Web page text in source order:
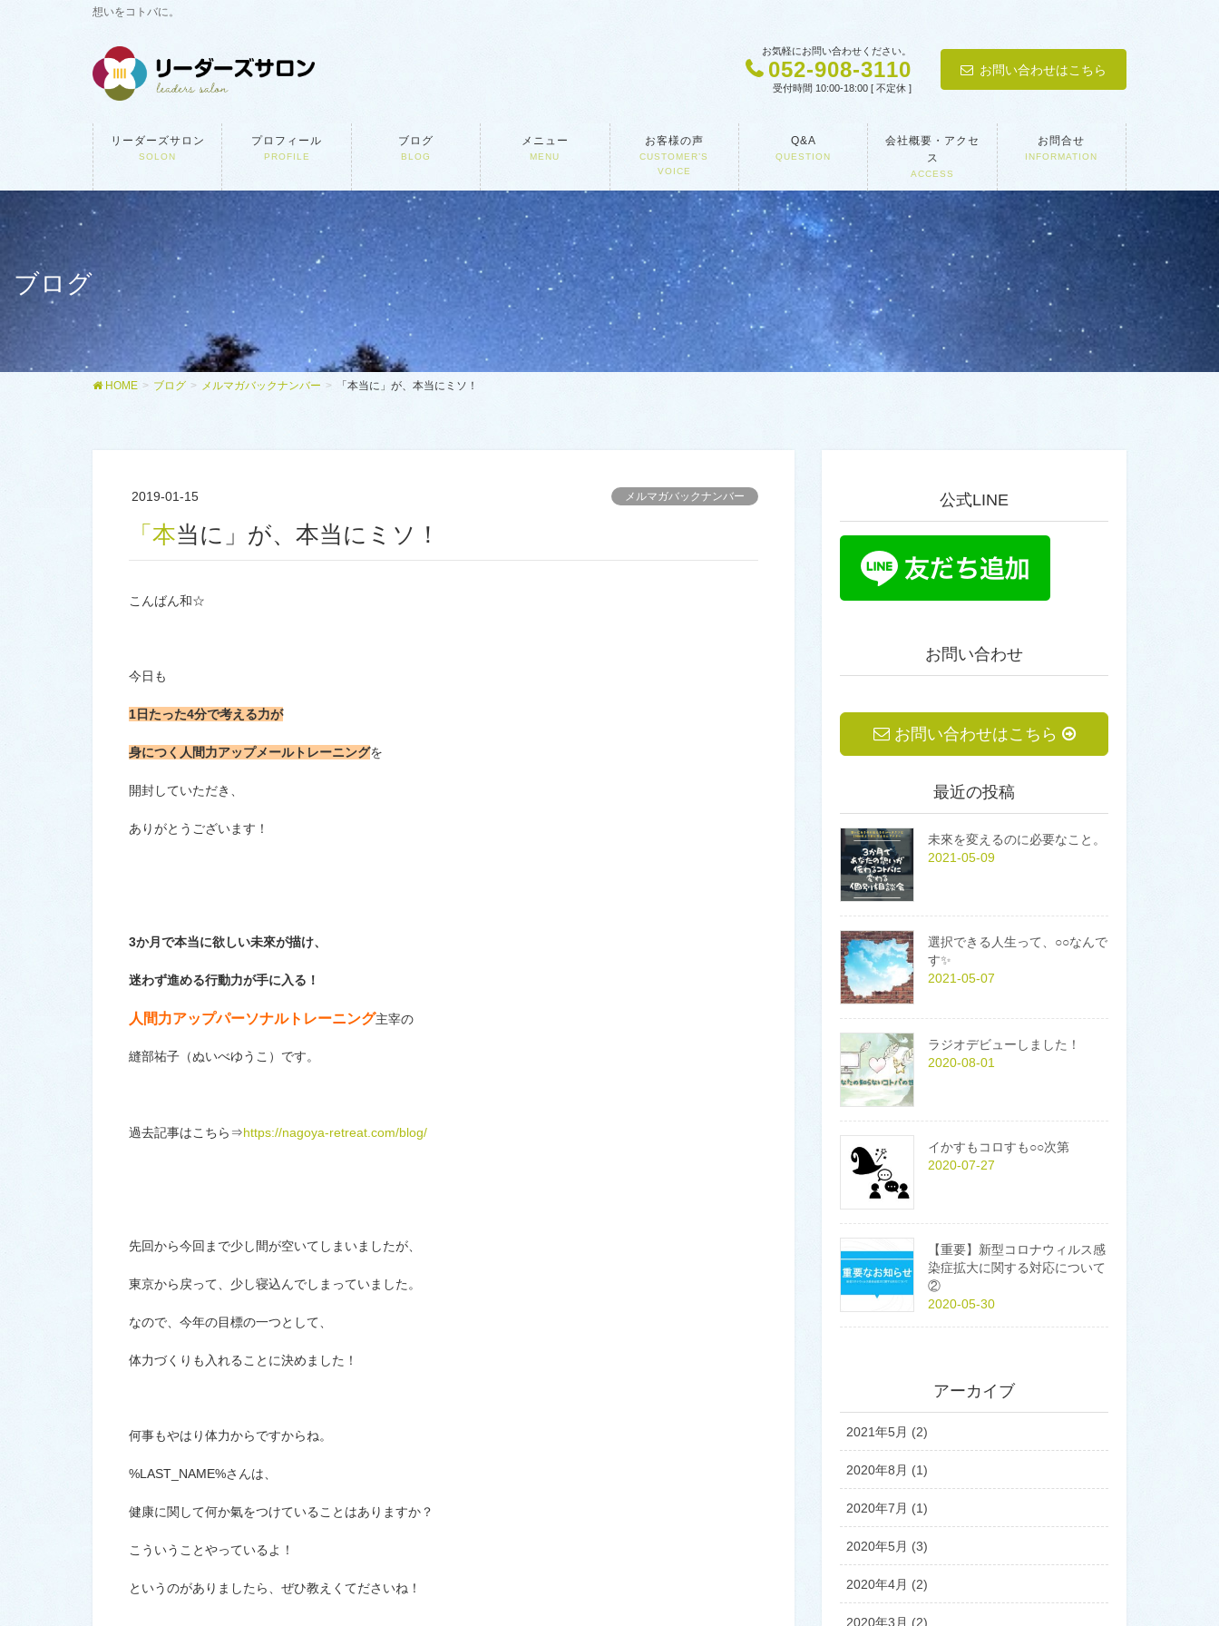
想いをコトバに。
お気軽にお問い合わせください。
052-908-3110
受付時間 10:00-18:00 [ 不定休 ]
お問い合わせはこちら
リーダーズサロン
SOLON
プロフィール
PROFILE
ブログ
BLOG
メニュー
MENU
お客様の声
CUSTOMER’S
VOICE
Q&A
QUESTION
会社概要・アクセ
ス
ACCESS
お問合せ
INFORMATION
ブログ
HOME ブログ メルマガバックナンバー 「本当に」が、本当にミソ！
2019-01-15 メルマガバックナンバー
「本当に」が、本当にミソ！
こんばん和☆
今日も
1日たった4分で考える力が
身につく人間力アップメールトレーニングを
開封していただき、
ありがとうございます！
3か月で本当に欲しい未來が描け、
迷わず進める行動力が手に入る！
人間力アップパーソナルトレーニング主宰の
縫部祐子（ぬいべゆうこ）です。
過去記事はこちら⇒https://nagoya-retreat.com/blog/
先回から今回まで少し間が空いてしまいましたが、
東京から戻って、少し寝込んでしまっていました。
なので、今年の目標の一つとして、
体力づくりも入れることに決めました！
何事もやはり体力からですからね。
%LAST_NAME%さんは、
健康に関して何か氣をつけていることはありますか？
こういうことやっているよ！
というのがありましたら、ぜひ教えくてださいね！
公式LINE
お問い合わせ
お問い合わせはこちら
最近の投稿
未來を変えるのに必要なこと。
2021-05-09
選択できる人生って、○○なんで
す✨
2021-05-07
ラジオデビューしました！
2020-08-01
イかすもコロすも○○次第
2020-07-27
【重要】新型コロナウィルス感
染症拡大に関する対応について
②
2020-05-30
アーカイブ
2021年5月 (2)
2020年8月 (1)
2020年7月 (1)
2020年5月 (3)
2020年4月 (2)
2020年3月 (2)